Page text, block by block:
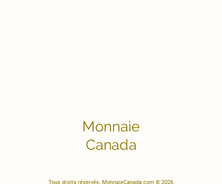
Monnaie
Canada
Tous droits réservés. MonnaieCanada.com © 2026